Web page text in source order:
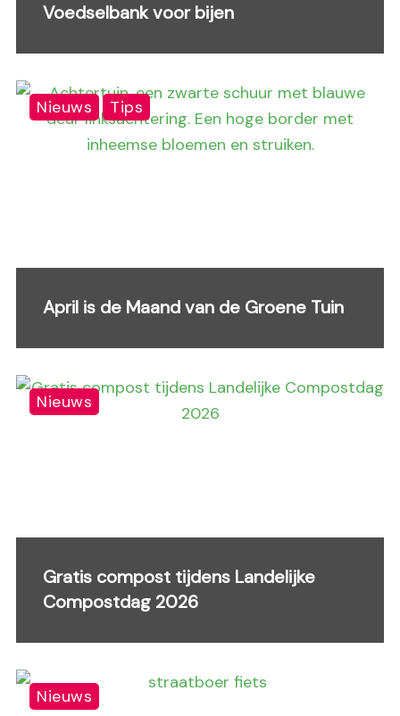
Voedselbank voor bijen
Nieuws Tips
April is de Maand van de Groene Tuin
Nieuws
Gratis compost tijdens Landelijke
Compostdag 2026
Nieuws